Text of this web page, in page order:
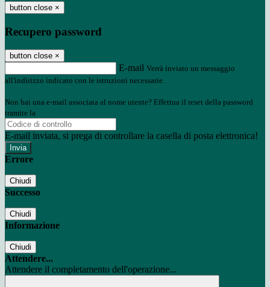
button close ×
Recupero password
button close ×
E-mail Verrà inviato un messaggio
all'indirizzo indicato con le istruzioni necessarie.
Non hai una e-mail associata al nome utente? Effettua il reset della password
tramite la
E-mail inviata, si prega di controllare la casella di posta elettronica!
Errore
Chiudi
Successo
Chiudi
Informazione
Chiudi
Attendere...
Attendere il completamento dell'operazione...